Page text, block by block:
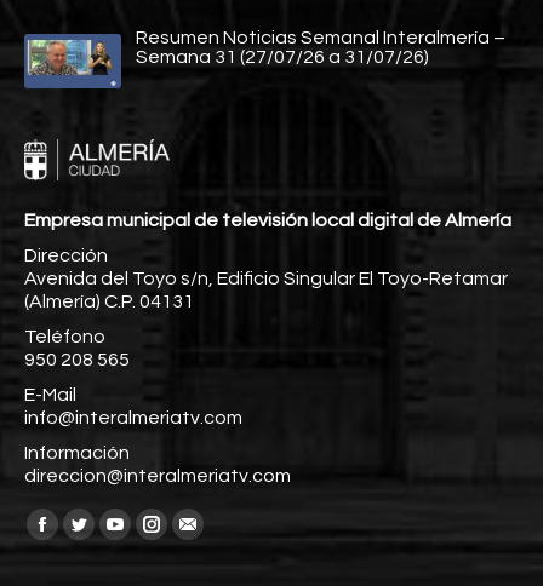
Resumen Noticias Semanal Interalmería –
Semana 31 (27/07/26 a 31/07/26)
Empresa municipal de televisión local digital de Almería
Dirección
Avenida del Toyo s/n, Edificio Singular El Toyo-Retamar
(Almería) C.P. 04131
Teléfono
950 208 565
E-Mail
info@interalmeriatv.com
Información
direccion@interalmeriatv.com
Encuéntranos en:
Facebook
TwitterYouTube
Instagram
Mail